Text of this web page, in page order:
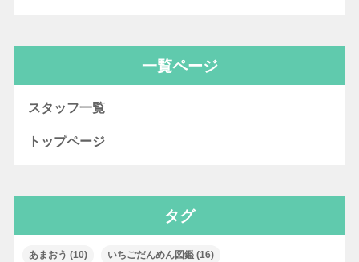
一覧ページ
スタッフ一覧
トップページ
タグ
あまおう (10) いちごだんめん図鑑(16)